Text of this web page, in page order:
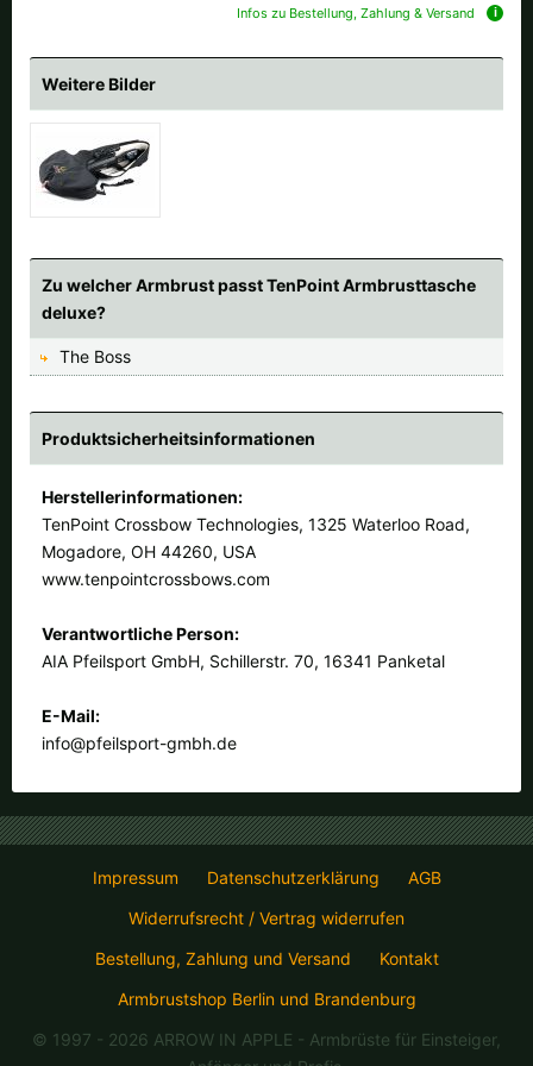
Infos zu Bestellung, Zahlung & Versand
Weitere Bilder
Zu welcher Armbrust passt TenPoint Armbrusttasche
deluxe?
The Boss
Produktsicherheitsinformationen
Herstellerinformationen:
TenPoint Crossbow Technologies, 1325 Waterloo Road,
Mogadore, OH 44260, USA
www.tenpointcrossbows.com
Verantwortliche Person:
AIA Pfeilsport GmbH, Schillerstr. 70, 16341 Panketal
E-Mail:
info@pfeilsport-gmbh.de
Alle verfügbaren Versandregionen:
"Deutschland" aus. Und erfragen die Versandkosten bei der
Impressum Datenschutzerklärung
AGB
Widerrufsrecht / Vertrag widerrufen
Bestellung, Zahlung und Versand
Kontakt
Armbrustshop Berlin und Brandenburg
© 1997 - 2026 ARROW IN APPLE - Armbrüste für Einsteiger,